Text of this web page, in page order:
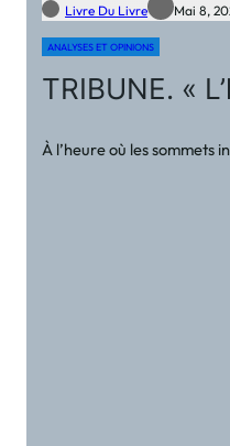
Livre Du Livre Mai 8,
ANALYSES ET OPINIONS
TRIBUNE. «
À l’heure où les sommets